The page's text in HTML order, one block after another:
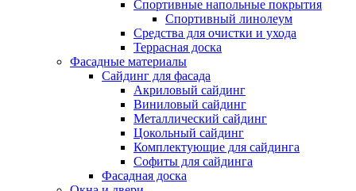
Спортивные напольные покрытия
Спортивный линолеум
Средства для очистки и ухода
Террасная доска
Фасадные материалы
Сайдинг для фасада
Акриловый сайдинг
Виниловый сайдинг
Металлический сайдинг
Цокольный сайдинг
Комплектующие для сайдинга
Софиты для сайдинга
Фасадная доска